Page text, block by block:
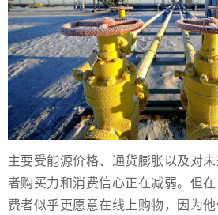
主要受能源价格、通货膨胀以及对
者购买力和消费信心正在减弱。但
费者似乎更愿意在线上购物，因为